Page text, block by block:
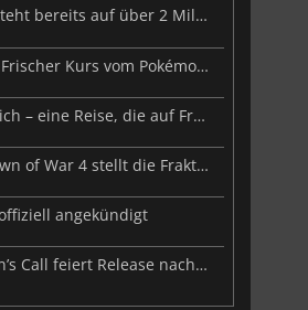
Resident Evil Veronica steht bereits auf über 2 Millionen Wunschlisten
Beast of Reincarnation: Frischer Kurs vom Pokémon-Studio
Big Walk ist jetzt erhältlich – eine Reise, die auf Freundschaft basiert
Warhammer 40.000: Dawn of War 4 stellt die Fraktion der Necrons vor
angekündigt
Forsaken Realms: Vahrin’s Call feiert Release nach 10 Jahren